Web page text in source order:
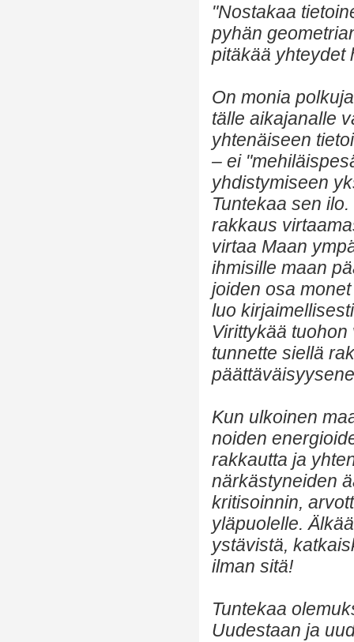
"Nostakaa
pyhän
pitäkää yhteydet
On monia
tälle aikajanalle
yhtenäiseen
– ei
yhdistymiseen
Tuntekaa sen
rakkaus
virtaa Maan
ihmisille maan
joiden osa
luo
Virittykää
tunnette siellä
Kun ulkoinen
noiden
rakkautta ja
närkästyneiden
kritisoinnin,
yläpuolelle.
ystävistä,
ilman sitä!
Tuntekaa
Uudestaan ja